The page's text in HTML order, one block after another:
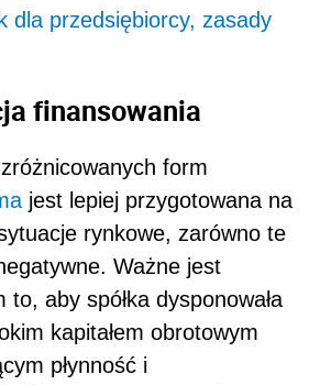
dla przedsiębiorcy, zasady
finansowania
form
jest lepiej przygotowana na
rynkowe, zarówno te
Ważne jest
aby spółka dysponowała
kapitałem obrotowym
płynność i